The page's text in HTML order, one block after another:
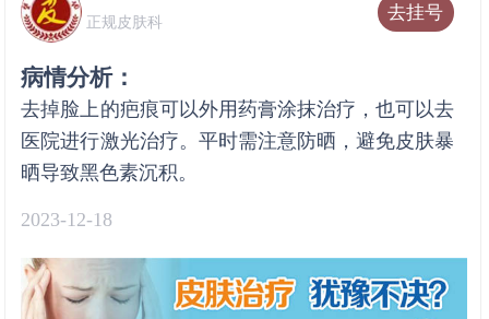
去挂号
正规皮肤科
病情分析：
去掉脸上的疤痕可以外用药膏涂抹治疗，也可以去
医院进行激光治疗。平时需注意防晒，避免皮肤暴
晒导致黑色素沉积。
2023-12-18